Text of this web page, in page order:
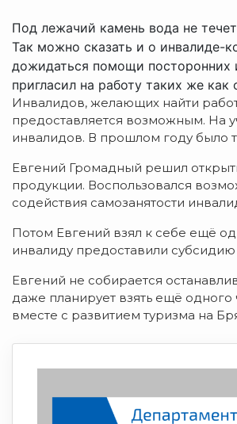
Под лежачий камень вода не течет
Так можно сказать и о инвалиде-
дожидаться помощи посторонних
пригласил на работу таких же как
Инвалидов, желающих найти
предоставляется возможным. На
инвалидов. В прошлом году было
Евгений Громадный решил
продукции. Воспользовался
содействия самозанятости
Потом Евгений взял к себе ещё
инвалиду предоставили субсидию
Евгений не собирается
даже планирует взять ещё
вместе с развитием туризма на